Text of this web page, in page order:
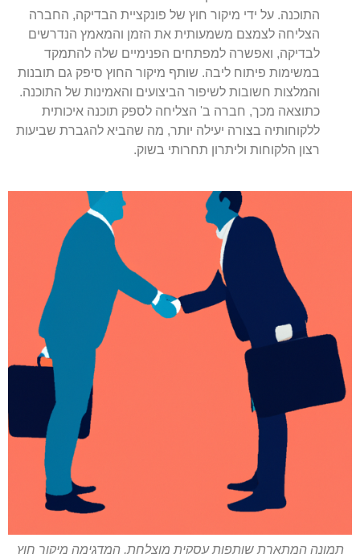
התוכנה. על ידי מיקור חוץ של פונקציית הבדיקה, החברה
הצליחה לצמצם משמעותית את הזמן והמאמץ הנדרשים
לבדיקה, ואפשרה למפתחים הפנימיים שלה להתמקד
במשימות פיתוח ליבה. שותף מיקור החוץ סיפק גם תובנות
והמלצות חשובות לשיפור הביצועים והאמינות של התוכנה.
כתוצאה מכך, חברה ב' הצליחה לספק תוכנה איכותית
ללקוחותיה בצורה יעילה יותר, מה שהביא להגברת שביעות
רצון הלקוחות וליתרון תחרותי בשוק.
תמונה המתארת שותפות עסקית מוצלחת, המדגימה מיקור חוץ